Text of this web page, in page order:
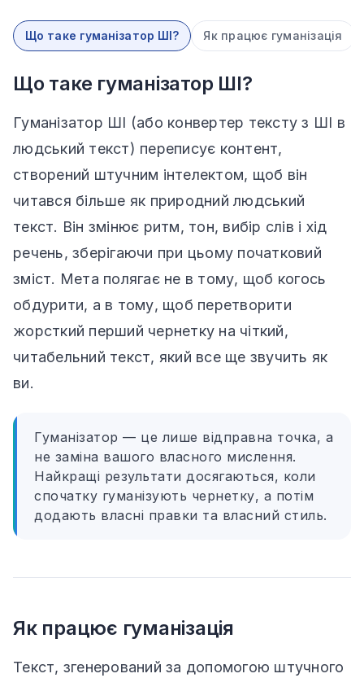
Що таке гуманізатор ШІ? Як працює гуманізація
Що таке гуманізатор ШІ?
Гуманізатор ШІ (або конвертер тексту з ШІ в
людський текст) переписує контент,
створений штучним інтелектом, щоб він
читався більше як природний людський
текст. Він змінює ритм, тон, вибір слів і хід
речень, зберігаючи при цьому початковий
зміст. Мета полягає не в тому, щоб когось
обдурити, а в тому, щоб перетворити
жорсткий перший чернетку на чіткий,
читабельний текст, який все ще звучить як
ви.
Гуманізатор — це лише відправна точка, а
не заміна вашого власного мислення.
Найкращі результати досягаються, коли
спочатку гуманізують чернетку, а потім
додають власні правки та власний стиль.
Як працює гуманізація
Текст, згенерований за допомогою штучного